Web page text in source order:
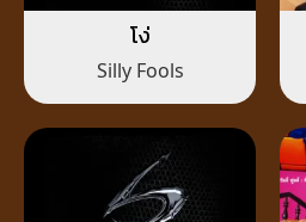
โง่
Silly Fools